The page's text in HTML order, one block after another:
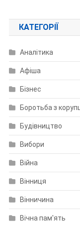
КАТЕГОРІЇ
Аналітика
Афіша
Бізнес
Боротьба з
Будівництво
Вибори
Війна
Вінниця
Вінничина
Вічна пам'ять